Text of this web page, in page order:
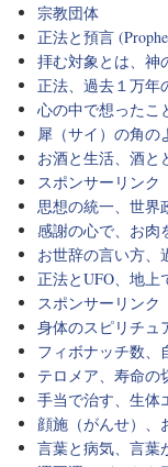
宗教団体
正法と預言
拝む対象とは、神
正法、過去１万年
心の中で想ったこ
犀（サイ）の角の
お酒と生活、酒と
スポンサーリンク
思想の統一、世界
感謝の心で、お肉
お世辞の言い方、
正法とUFO、地上
スポンサーリンク
身体のスピリチュ
フィボナッチ数、
テロメア、寿命の
手当で治す、生体
顔施（がんせ）、
言葉と病気、言葉